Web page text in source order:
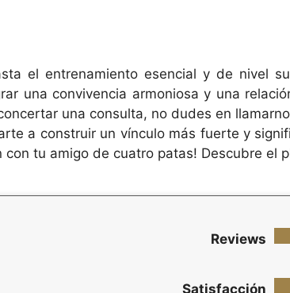
el entrenamiento esencial y de nivel
una convivencia armoniosa y una
una consulta, no dudes en
a construir un vínculo más fuerte y
tu amigo de cuatro patas! Descubre el
Reviews
Satisfacción